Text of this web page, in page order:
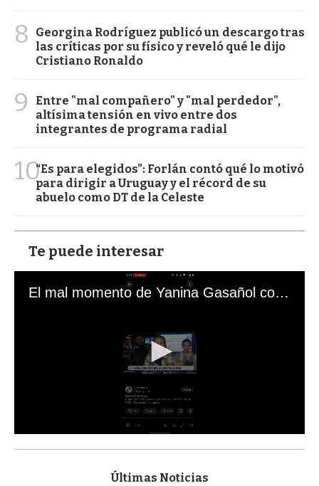
8
Georgina Rodríguez publicó un descargo tras
las críticas por su físico y reveló qué le dijo
Cristiano Ronaldo
9
Entre "mal compañero" y "mal perdedor",
altísima tensión en vivo entre dos
integrantes de programa radial
10“Es para elegidos”: Forlán contó qué lo motivó
para dirigir a Uruguay y el récord de su
abuelo como DT de la Celeste
Te puede interesar
El mal momento de Yanina Gasañol con un hincha argentino en "Subrayado"
s
Últimas Noticias